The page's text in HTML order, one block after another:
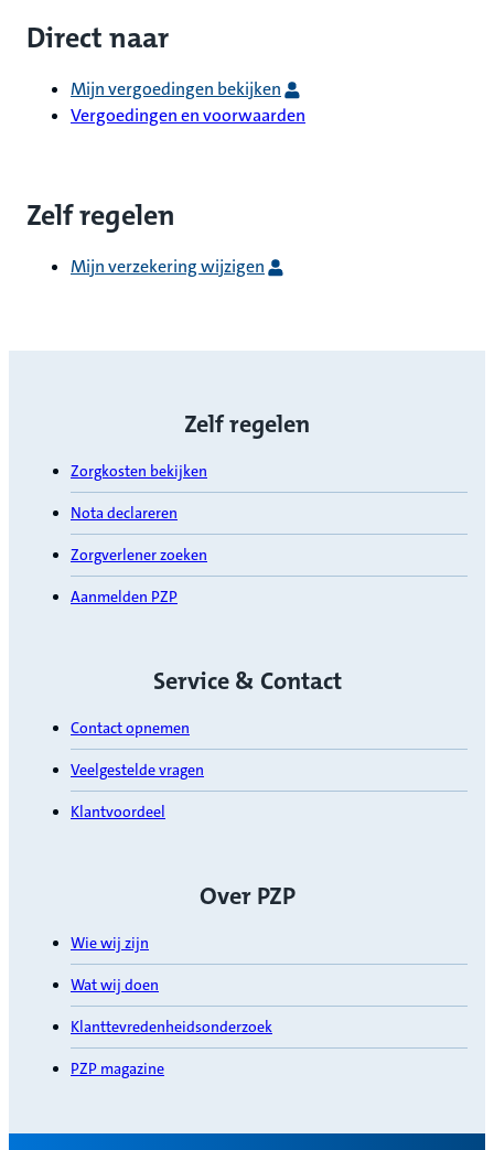
Direct naar
Mijn vergoedingen bekijken
Vergoedingen en voorwaarden
Zelf regelen
Mijn verzekering wijzigen
Zelf regelen
Zorgkosten bekijken
Nota declareren
Zorgverlener zoeken
Aanmelden PZP
Service & Contact
Contact opnemen
Veelgestelde vragen
Klantvoordeel
Over PZP
Wie wij zijn
Wat wij doen
Klanttevredenheidsonderzoek
PZP magazine